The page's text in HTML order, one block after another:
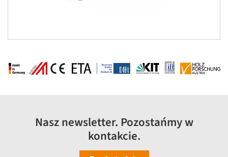
Nasz newsletter. Pozostańmy w
kontakcie.